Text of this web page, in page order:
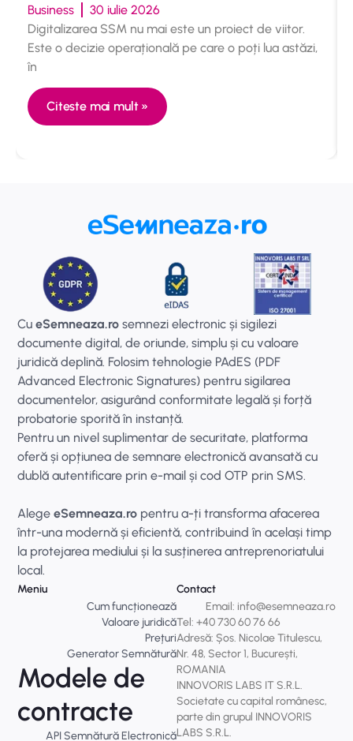
Business
30 iulie 2026
Digitalizarea SSM nu mai este un proiect de viitor.
Este o decizie operațională pe care o poți lua astăzi,
în
Citeste mai mult »
Cu eSemneaza.ro semnezi electronic și sigilezi
documente digital, de oriunde, simplu și cu valoare
juridică deplină. Folosim tehnologie PAdES (PDF
Advanced Electronic Signatures) pentru sigilarea
documentelor, asigurând conformitate legală și forță
probatorie sporită în instanță.
Pentru un nivel suplimentar de securitate, platforma
oferă și opțiunea de semnare electronică avansată cu
dublă autentificare prin e-mail și cod OTP prin SMS.
Alege eSemneaza.ro pentru a-ți transforma afacerea
într-una modernă și eficientă, contribuind în același timp
la protejarea mediului și la susținerea antreprenoriatului
local.
Meniu
Cum funcționează
Valoare juridică
Prețuri
Generator Semnătură
Modele de
contracte
API Semnătură Electronică
Contact
Email: info@esemneaza.ro
Tel: +40 730 60 76 66
Adresă: Șos. Nicolae Titulescu,
Nr. 48, Sector 1, București,
ROMANIA
INNOVORIS LABS IT S.R.L.
Societate cu capital românesc,
parte din grupul INNOVORIS
LABS S.R.L.